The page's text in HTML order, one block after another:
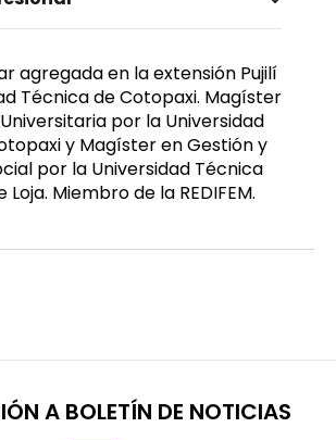
Femenino
agregada en la extensión Pujilí
Técnica de Cotopaxi. Magíster
por la Universidad
y Magíster en Gestión y
por la Universidad Técnica
Miembro de la REDIFEM.
A BOLETÍN DE NOTICIAS